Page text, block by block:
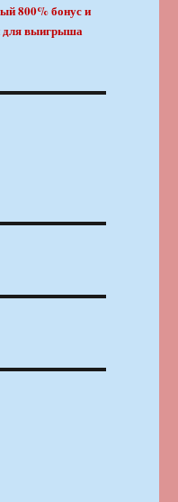
800% бонус и
для выигрыша